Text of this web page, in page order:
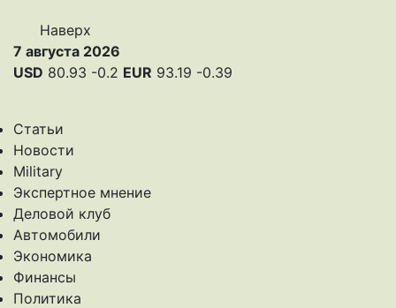
Наверх
7 августа 2026
USD 80.93 -0.2 EUR 93.19 -0.39
Статьи
Новости
Military
Экспертное мнение
Деловой клуб
Автомобили
Экономика
Финансы
Политика